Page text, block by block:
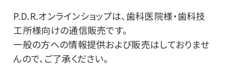
P.D.R.オンラインショップは、歯科医院様・歯科技
工所様向けの通信販売です。
一般の方への情報提供および販売はしておりませ
んので、ご了承ください。
商品番号：
在庫：○
内容量：